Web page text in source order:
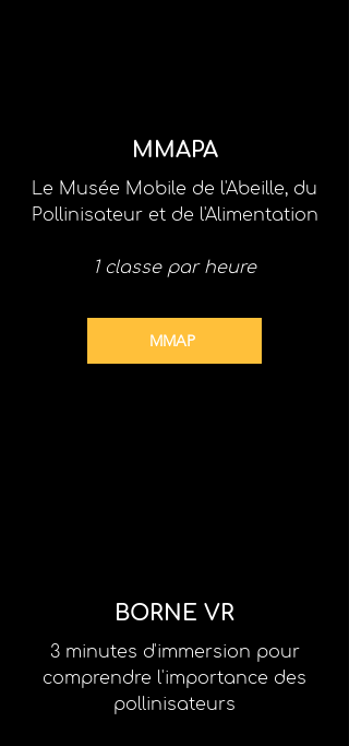
MMAPA
Le Musée Mobile de l'Abeille, du
Pollinisateur et de l'Alimentation
1 classe par heure
MMAP
BORNE VR
3 minutes d'immersion pour
comprendre l'importance des
pollinisateurs